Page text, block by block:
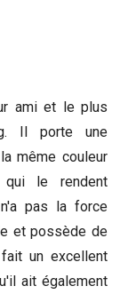
ami et le plus
Il porte une
même couleur
le rendent
pas la force
et possède de
un excellent
ait également